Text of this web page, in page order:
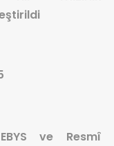
ve Resmî